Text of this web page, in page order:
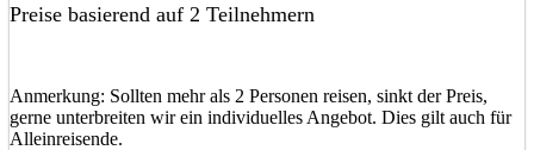
Preise basierend auf 2 Teilnehmern
Anmerkung: Sollten mehr als 2 Personen reisen, sinkt der Preis,
gerne unterbreiten wir ein individuelles Angebot. Dies gilt auch für
Alleinreisende.